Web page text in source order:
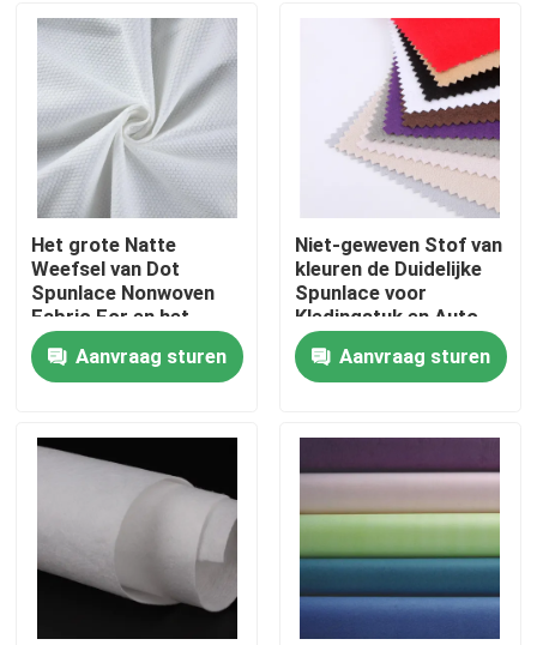
Thuis
Fabrieksreis
Het grote Natte
Weefsel van Dot
Spunlace Nonwoven
Fabric For en het
Schoonmaken vegen
af
Aanvraag sturen
Niet-geweven Stof van
kleuren de Duidelijke
Spunlace voor
Kledingstuk en Auto-
industrie
Aanvraag sturen